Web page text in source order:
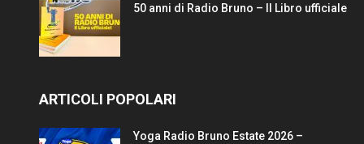
50 anni di Radio Bruno – Il Libro ufficiale
ARTICOLI POPOLARI
Yoga Radio Bruno Estate 2026 –